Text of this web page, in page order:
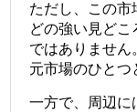
ただし、この市
どの強い見ど
ではありません
元市場のひとつ
一方で、周辺に